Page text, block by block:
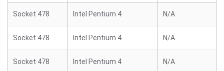
Socket 478 Intel Pentium 4 N/A
Socket 478 Intel Pentium 4 N/A
Socket 478 Intel Pentium 4 N/A